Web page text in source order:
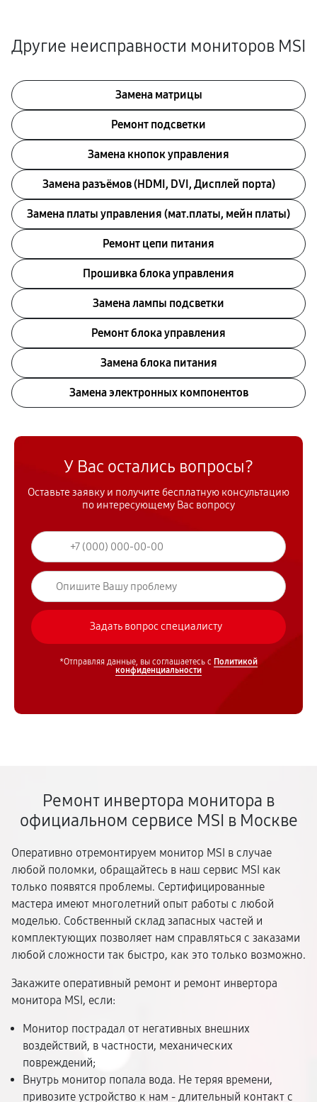
Другие неисправности мониторов MSI
Замена матрицы
Ремонт подсветки
Замена кнопок управления
Замена разъёмов (HDMI, DVI, Дисплей порта)
Замена платы управления (мат.платы, мейн платы)
Ремонт цепи питания
Прошивка блока управления
Замена лампы подсветки
Ремонт блока управления
Замена блока питания
Замена электронных компонентов
У Вас остались вопросы?
Оставьте заявку и получите бесплатную консультацию
по интересующему Вас вопросу
*Отправляя данные, вы соглашаетесь с Политикой
конфиденциальности
Ремонт инвертора монитора в
официальном сервисе MSI в Москве
Оперативно отремонтируем монитор MSI в случае
любой поломки, обращайтесь в наш сервис MSI как
только появятся проблемы. Сертифицированные
мастера имеют многолетний опыт работы с любой
моделью. Собственный склад запасных частей и
комплектующих позволяет нам справляться с заказами
любой сложности так быстро, как это только возможно.
Закажите оперативный ремонт и ремонт инвертора
монитора MSI, если:
Монитор пострадал от негативных внешних
воздействий, в частности, механических
повреждений;
Внутрь монитор попала вода. Не теряя времени,
привозите устройство к нам - длительный контакт с